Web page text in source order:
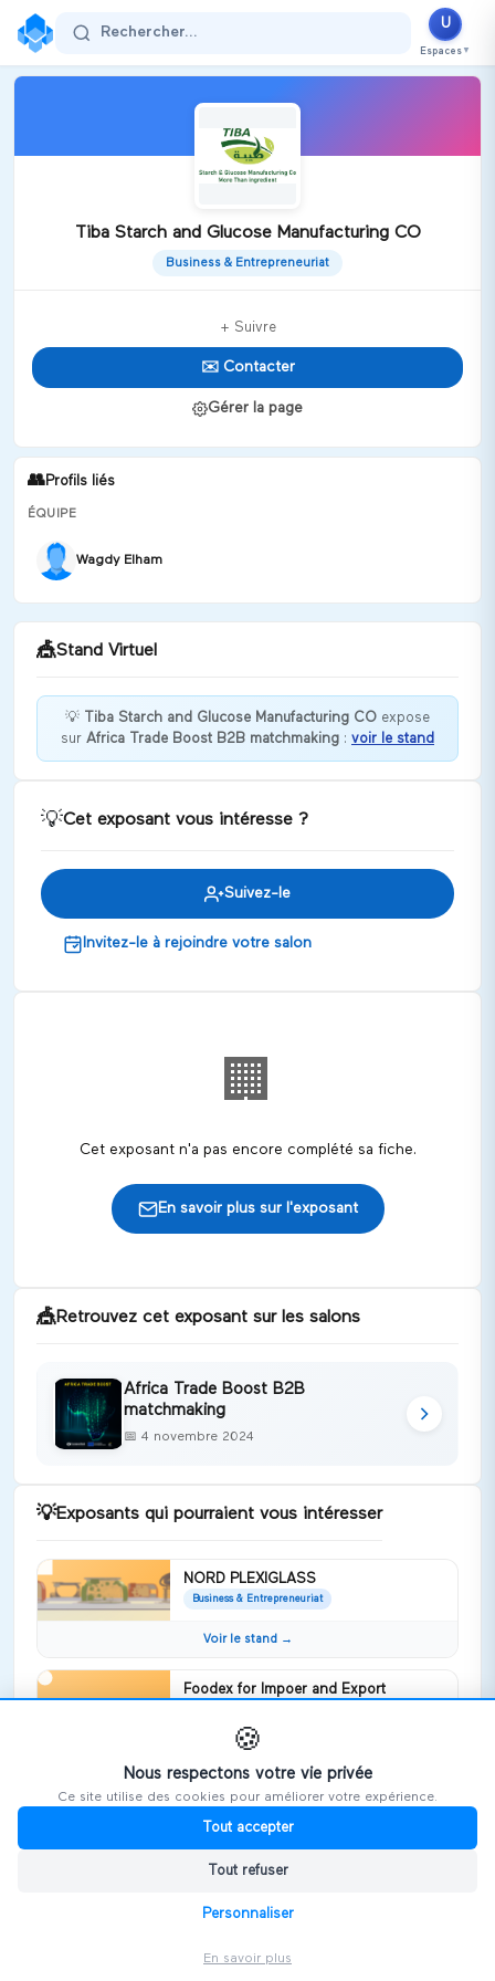
Rechercher...
U
Espaces ▼
Tiba Starch and Glucose Manufacturing CO
Business & Entrepreneuriat
+ Suivre
✉️ Contacter
Gérer la page
👥Profils liés
ÉQUIPE
Wagdy Elham
🎪Stand Virtuel
💡 Tiba Starch and Glucose Manufacturing CO expose
sur Africa Trade Boost B2B matchmaking : voir le stand
💡Cet exposant vous intéresse ?
Suivez-le
Invitez-le à rejoindre votre salon
🏢
Cet exposant n'a pas encore complété sa fiche.
En savoir plus sur l'exposant
🎪Retrouvez cet exposant sur les salons
Africa Trade Boost B2B
matchmaking
📅 4 novembre 2024
💡Exposants qui pourraient vous intéresser
NORD PLEXIGLASS
Business & Entrepreneuriat
Voir le stand →
Foodex for Impoer and Export
foodex company specialise in frozen
fruits and vegetables pdf
WEYB
Nous soutenons votre développement
🍪
Nous respectons votre vie privée
Ce site utilise des cookies pour améliorer votre expérience.
Tout accepter
Tout refuser
Personnaliser
En savoir plus